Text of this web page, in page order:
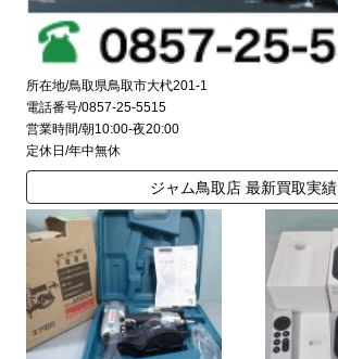
所在地/鳥取県鳥取市大杙201-1
電話番号/0857-25-5515
営業時間/朝10:00-夜20:00
定休日/年中無休
ジャム鳥取店 最新買取実績